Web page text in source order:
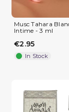
Musc Tahara
Intime - 3 ml
€2.95
In Stock